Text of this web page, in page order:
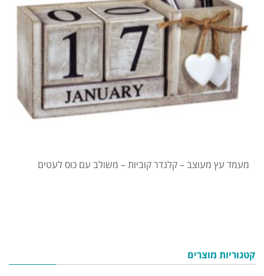
מעמד עץ מעוצב – קלנדר קוביות – משולב עם כוס לעטים
קטגוריות מוצרים